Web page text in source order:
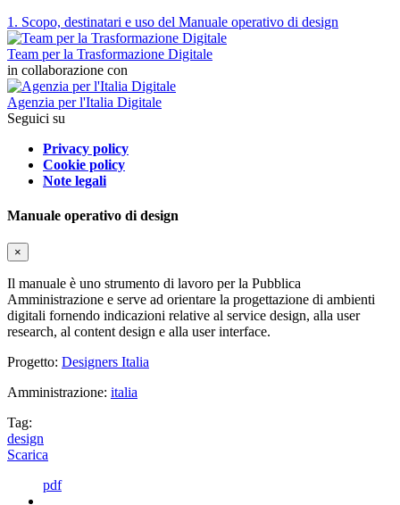
1. Scopo, destinatari e uso del Manuale operativo di design
Team per la Trasformazione Digitale
in collaborazione con
Agenzia per l'Italia Digitale
Seguici su
Privacy policy
Cookie policy
Note legali
Manuale operativo di design
×
Il manuale è uno strumento di lavoro per la Pubblica
Amministrazione e serve ad orientare la progettazione di ambienti
digitali fornendo indicazioni relative al service design, alla user
research, al content design e alla user interface.
Progetto: Designers Italia
Amministrazione: italia
Tag:
design
Scarica
pdf